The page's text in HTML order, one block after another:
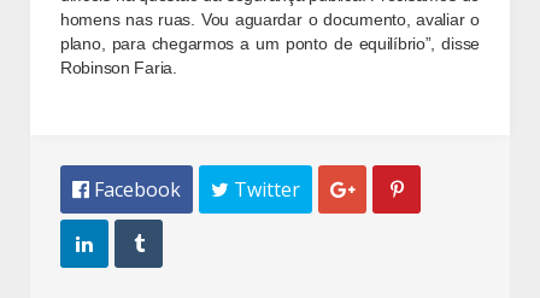
homens nas ruas. Vou aguardar o documento, avaliar o
plano, para chegarmos a um ponto de equilíbrio”, disse
Robinson Faria.
 Facebook  Twitter  
 